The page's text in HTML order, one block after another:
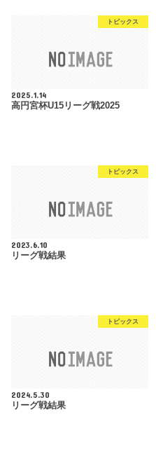
トピックス
2025.1.14
高円宮杯U15リーグ戦2025
トピックス
2023.6.10
リーグ戦結果
トピックス
2024.5.30
リーグ戦結果